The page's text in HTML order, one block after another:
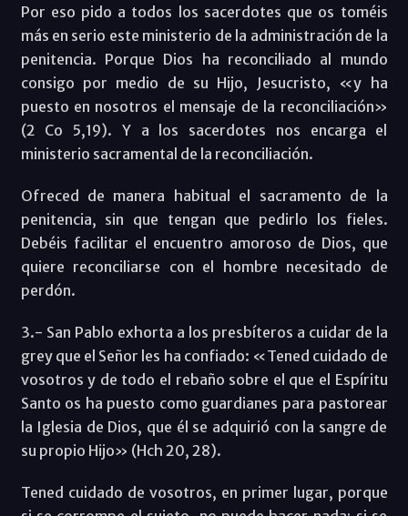
Por eso pido a todos los sacerdotes que os toméis
más en serio este ministerio de la administración de la
penitencia. Porque Dios ha reconciliado al mundo
consigo por medio de su Hijo, Jesucristo, «y ha
puesto en nosotros el mensaje de la reconciliación»
(2 Co 5,19). Y a los sacerdotes nos encarga el
ministerio sacramental de la reconciliación.
Ofreced de manera habitual el sacramento de la
penitencia, sin que tengan que pedirlo los fieles.
Debéis facilitar el encuentro amoroso de Dios, que
quiere reconciliarse con el hombre necesitado de
perdón.
3.- San Pablo exhorta a los presbíteros a cuidar de la
grey que el Señor les ha confiado: «Tened cuidado de
vosotros y de todo el rebaño sobre el que el Espíritu
Santo os ha puesto como guardianes para pastorear
la Iglesia de Dios, que él se adquirió con la sangre de
su propio Hijo» (Hch 20, 28).
Tened cuidado de vosotros, en primer lugar, porque